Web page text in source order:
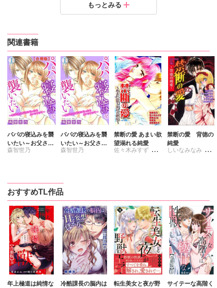
100円（税抜） 発売日：2018.04.13
もっとみる
関連書籍
パパの寝込みを襲
いたい～お父さん
を好きになったら
森智世乃
パパの寝込みを襲
いたい～お父さん
を好きになったら
森智世乃
禁断の愛 あまい欲
望溺れる純愛
佐々木みすず
禁断の愛 背徳の
純愛
しいなみなみ
おすすめTL作品
年上極道は純情な
冷酷課長の脳内は
転生美女と夜が野
サイテーな高階く